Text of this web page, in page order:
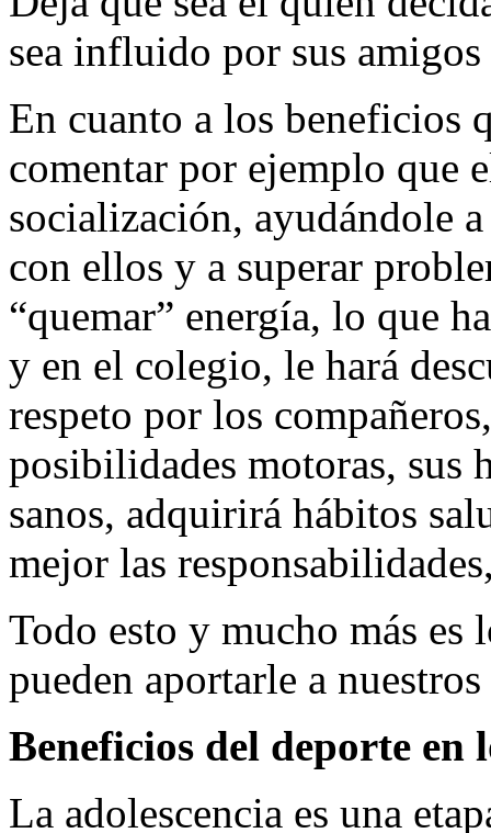
sea influido por sus
En cuanto a los beneficios
comentar por ejemplo que
socialización, ayudándole
con ellos y a superar
“quemar” energía, lo que
y en el colegio, le hará
respeto por los
posibilidades motoras, sus
sanos, adquirirá hábitos
mejor las
Todo esto y mucho más es
pueden aportarle a
Beneficios del deporte en
La adolescencia es una